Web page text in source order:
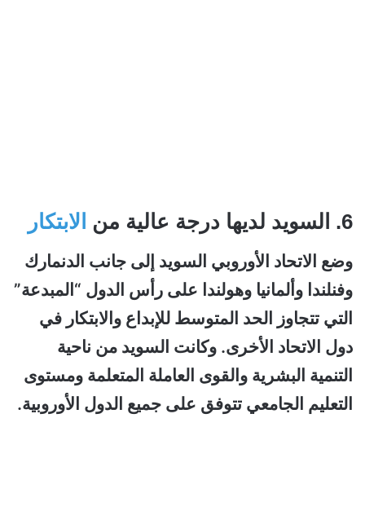
6. السويد لديها درجة عالية من الابتكار
وضع الاتحاد الأوروبي السويد إلى جانب الدنمارك
وفنلندا وألمانيا وهولندا على رأس الدول “المبدعة”
التي تتجاوز الحد المتوسط للإبداع والابتكار في
دول الاتحاد الأخرى. وكانت السويد من ناحية
التنمية البشرية والقوى العاملة المتعلمة ومستوى
التعليم الجامعي تتوفق على جميع الدول الأوروبية.